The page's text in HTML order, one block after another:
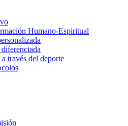
Humano-Espiritual
través del deporte